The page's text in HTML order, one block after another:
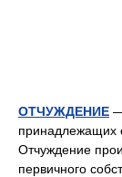
ОТЧУЖДЕНИЕ
принадлежащих
Отчуждение
первичного